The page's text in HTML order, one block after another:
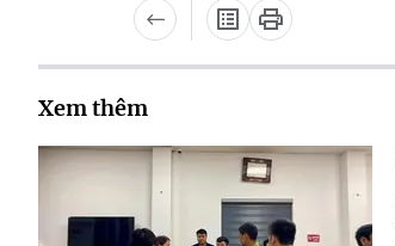
Xem thêm